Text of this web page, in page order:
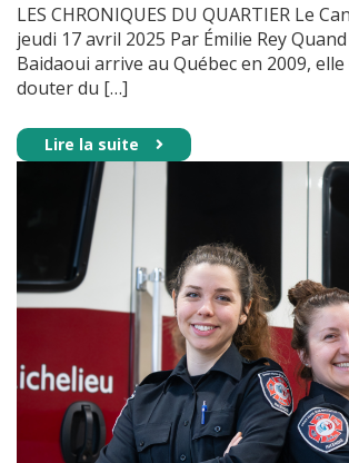
LES CHRONIQUES DU QUARTIER Le
jeudi 17 avril 2025 Par Émilie Rey
Baidaoui arrive au Québec en 2009,
douter du […]
Lire la suite